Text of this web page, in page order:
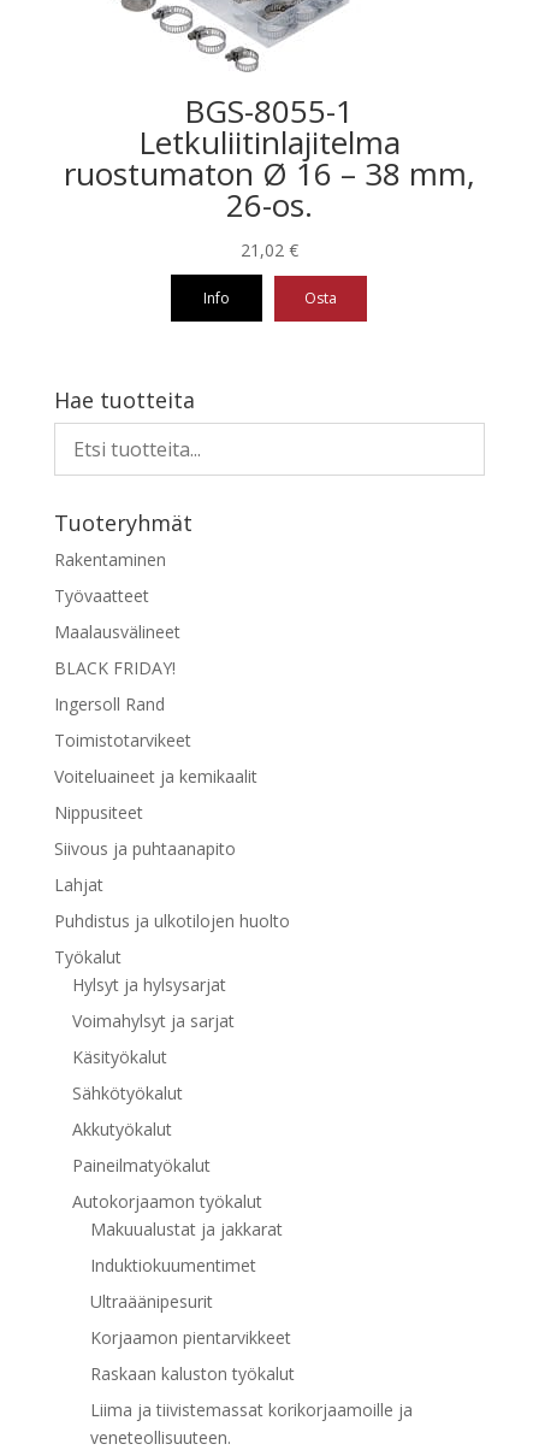
BGS-8055-1
Letkuliitinlajitelma
ruostumaton Ø 16 – 38 mm,
26-os.
21,02 €
Info Osta
Hae tuotteita
Tuoteryhmät
Rakentaminen
Työvaatteet
Maalausvälineet
BLACK FRIDAY!
Ingersoll Rand
Toimistotarvikeet
Voiteluaineet ja kemikaalit
Nippusiteet
Siivous ja puhtaanapito
Lahjat
Puhdistus ja ulkotilojen huolto
Työkalut
Hylsyt ja hylsysarjat
Voimahylsyt ja sarjat
Käsityökalut
Sähkötyökalut
Akkutyökalut
Paineilmatyökalut
Autokorjaamon työkalut
Makuualustat ja jakkarat
Induktiokuumentimet
Ultraäänipesurit
Korjaamon pientarvikkeet
Raskaan kaluston työkalut
Liima ja tiivistemassat korikorjaamoille ja
veneteollisuuteen.